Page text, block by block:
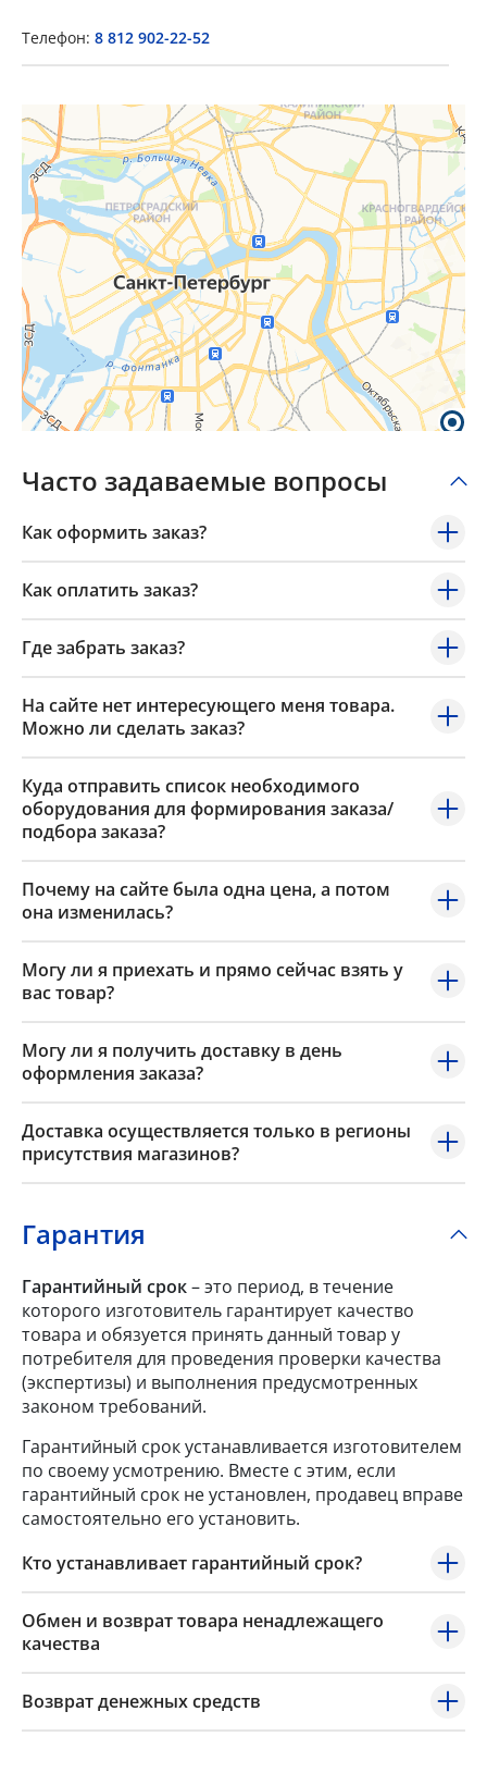
Телефон: 8 812 902-22-52
Часто задаваемые вопросы
Как оформить заказ?
Как оплатить заказ?
Где забрать заказ?
На сайте нет интересующего меня товара.
Можно ли сделать заказ?
Куда отправить список необходимого
оборудования для формирования заказа/
подбора заказа?
Почему на сайте была одна цена, а потом
она изменилась?
Могу ли я приехать и прямо сейчас взять у
вас товар?
Могу ли я получить доставку в день
оформления заказа?
Доставка осуществляется только в регионы
присутствия магазинов?
Гарантия
Гарантийный срок– это период, в течение
которого изготовитель гарантирует качество
товара и обязуется принять данный товар у
потребителя для проведения проверки качества
(экспертизы) и выполнения предусмотренных
законом требований.
Гарантийный срок устанавливается изготовителем
по своему усмотрению. Вместе с этим, если
гарантийный срок не установлен, продавец вправе
самостоятельно его установить.
Кто устанавливает гарантийный срок?
Обмен и возврат товара ненадлежащего
качества
Возврат денежных средств
Popup Title
×
Popup Content